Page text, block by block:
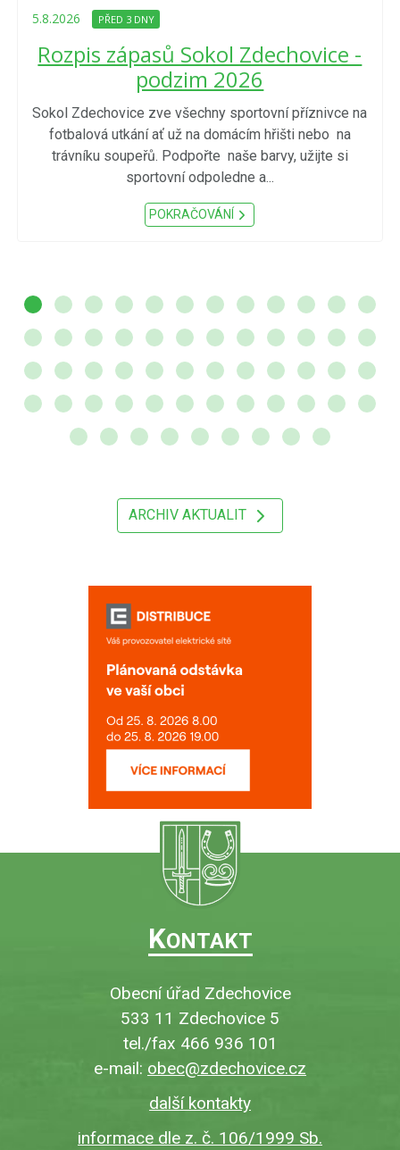
5.8.2026 PŘED 3 DNY
Rozpis zápasů Sokol Zdechovice -
podzim 2026
Sokol Zdechovice zve všechny sportovní příznivce na
fotbalová utkání ať už na domácím hřišti nebo na
trávníku soupeřů. Podpořte naše barvy, užijte si
sportovní odpoledne a...
POKRAČOVÁNÍ
ARCHIV AKTUALIT
KONTAKT
Obecní úřad Zdechovice
533 11 Zdechovice 5
tel./fax 466 936 101
e-mail: obec@zdechovice.cz
další kontakty
informace dle z. č. 106/1999 Sb.